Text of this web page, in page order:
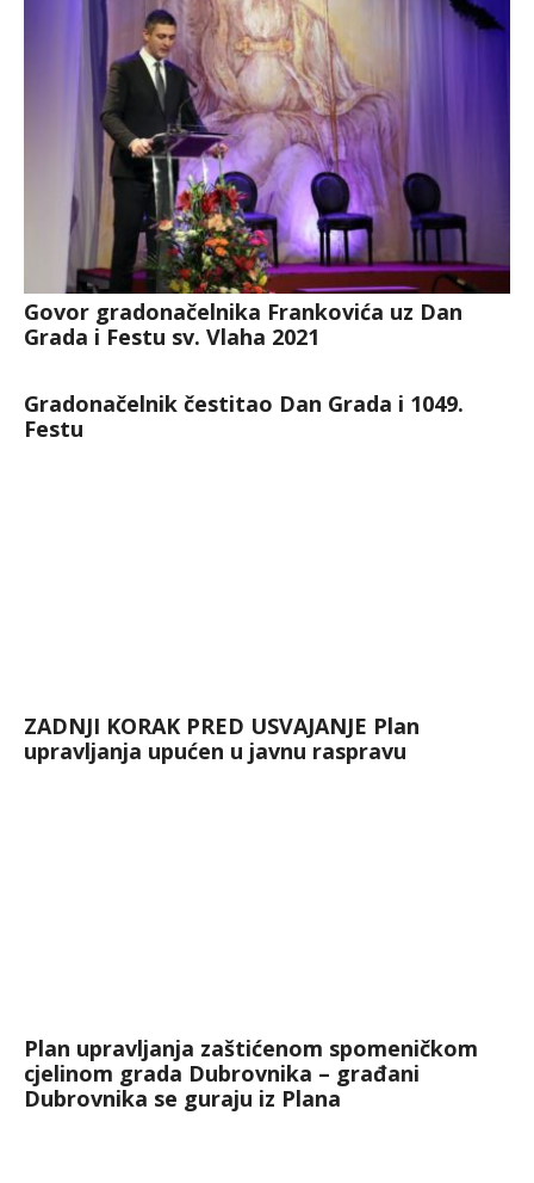
Govor gradonačelnika Frankovića uz Dan
Grada i Festu sv. Vlaha 2021
Gradonačelnik čestitao Dan Grada i 1049.
Festu
ZADNJI KORAK PRED USVAJANJE Plan
upravljanja upućen u javnu raspravu
Plan upravljanja zaštićenom spomeničkom
cjelinom grada Dubrovnika – građani
Dubrovnika se guraju iz Plana